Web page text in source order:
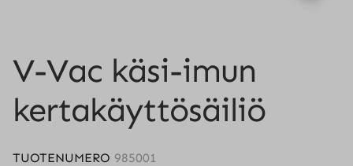
V-Vac käsi-imun
kertakäyttösäiliö
TUOTENUMERO 985001